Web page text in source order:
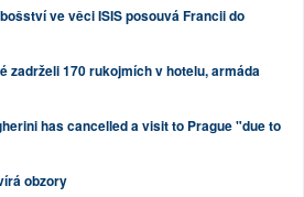
ve věci ISIS posouvá Francii do
zadrželi 170 rukojmích v hotelu, armáda
has cancelled a visit to Prague "due to
obzory